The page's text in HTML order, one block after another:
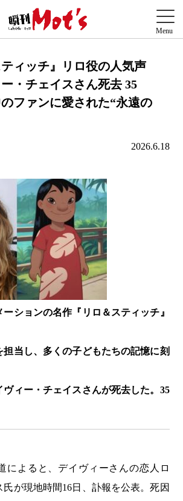
ティッチ』リロ役の人気声
・チェイスさん死去 35
ファンに愛された“永遠の
2026.6.18
ションの名作『リロ＆スティッチ』
担当し、多くの子どもたちの記憶に刻
ィー・チェイスさんが死去した。 35
によると、デイヴィーさんの恋人ロ
が現地時間16日、訃報を公表。死因